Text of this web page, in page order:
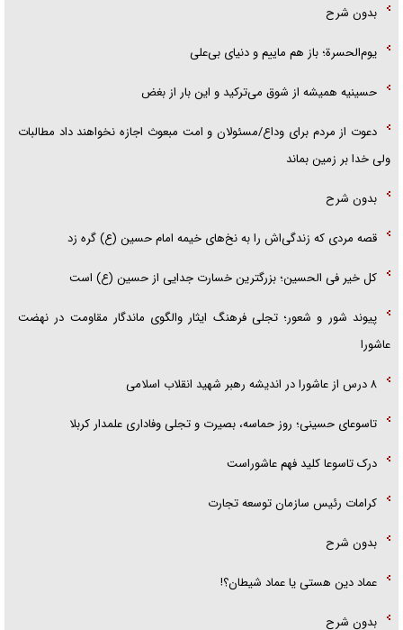
بدون شرح
یوم‌الحسرة؛ باز هم ماییم و دنیای بی‌علی
حسینیه همیشه از شوق می‌ترکید و این بار از بغض
دعوت از مردم برای وداع/مسئولان و امت مبعوث اجازه نخواهند داد مطالبات
ولی خدا بر زمین بماند
بدون شرح
قصه مردی که زندگی‌اش را به نخ‌های خیمه امام حسین (ع) گره زد
کل خیر فی الحسین؛ بزرگترین خسارت جدایی از حسین (ع) است
پیوند شور و شعور؛ تجلی فرهنگ ایثار والگوی ماندگار مقاومت در نهضت
عاشورا
۸ درس از عاشورا در اندیشه رهبر شهید انقلاب اسلامی
تاسوعای حسینی؛ روز حماسه، بصیرت و تجلی وفاداری علمدار کربلا
درک تاسوعا کلید فهم عاشوراست
کرامات رئیس سازمان توسعه تجارت
بدون شرح
عماد دین هستی یا عماد شیطان؟!
بدون شرح